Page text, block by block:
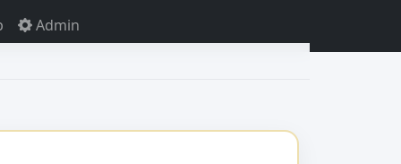
Admin